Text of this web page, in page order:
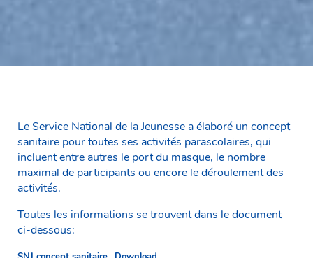
Le Service National de la Jeunesse a élaboré un concept
sanitaire pour toutes ses activités parascolaires, qui
incluent entre autres le port du masque, le nombre
maximal de participants ou encore le déroulement des
activités.
Toutes les informations se trouvent dans le document
ci-dessous: